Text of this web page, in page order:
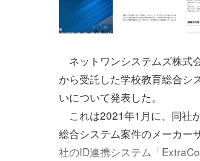
ネットワンシステムズ株式
から受託した学校教育総合シ
いについて発表した。
これは2021年1月に、同社
総合システム案件のメーカー
社のID連携システム「